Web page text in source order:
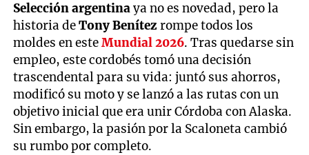
Selección argentinaya no es novedad, pero la
historia deTony Benítez rompe todos los
moldes en esteMundial 2026. Tras quedarse sin
empleo, este cordobés tomó una decisión
trascendental para su vida: juntó sus ahorros,
modificó su moto y se lanzó a las rutas con un
objetivo inicial que era unir Córdoba con Alaska.
Sin embargo, la pasión por la Scaloneta cambió
su rumbo por completo.